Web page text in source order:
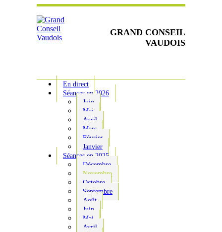
GRAND CONSEIL
VAUDOIS
En direct
Séances en 2026
Juin
Mai
Avril
Mars
Février
Janvier
Séances en 2025
Décembre
Novembre
Octobre
Septembre
Août
Juin
Mai
Avril